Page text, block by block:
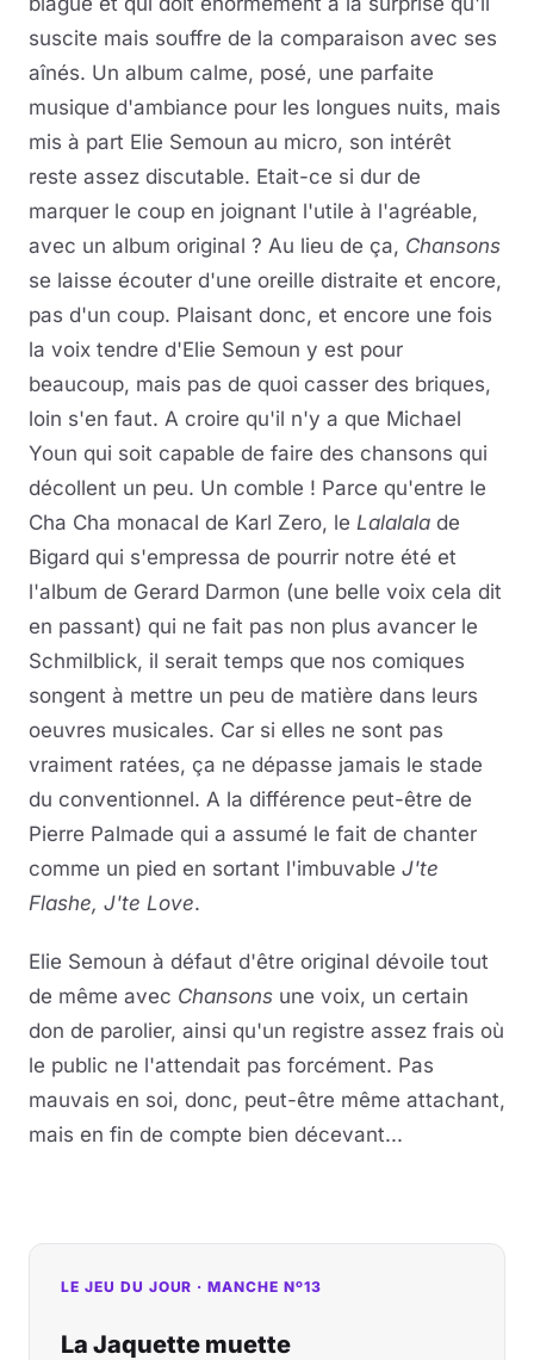
suscite mais souffre de la comparaison avec ses
aînés. Un album calme, posé, une parfaite
musique d'ambiance pour les longues nuits, mais
mis à part Elie Semoun au micro, son intérêt
reste assez discutable. Etait-ce si dur de
marquer le coup en joignant l'utile à l'agréable,
avec un album original ? Au lieu de ça, Chansons
se laisse écouter d'une oreille distraite et encore,
pas d'un coup. Plaisant donc, et encore une fois
la voix tendre d'Elie Semoun y est pour
beaucoup, mais pas de quoi casser des briques,
loin s'en faut. A croire qu'il n'y a que Michael
Youn qui soit capable de faire des chansons qui
décollent un peu. Un comble ! Parce qu'entre le
Cha Cha monacal de Karl Zero, le Lalalala de
Bigard qui s'empressa de pourrir notre été et
l'album de Gerard Darmon (une belle voix cela dit
en passant) qui ne fait pas non plus avancer le
Schmilblick, il serait temps que nos comiques
songent à mettre un peu de matière dans leurs
oeuvres musicales. Car si elles ne sont pas
vraiment ratées, ça ne dépasse jamais le stade
du conventionnel. A la différence peut-être de
Pierre Palmade qui a assumé le fait de chanter
comme un pied en sortant l'imbuvable J'te
Flashe, J'te Love.
Elie Semoun à défaut d'être original dévoile tout
de même avec Chansons une voix, un certain
don de parolier, ainsi qu'un registre assez frais où
le public ne l'attendait pas forcément. Pas
mauvais en soi, donc, peut-être même attachant,
mais en fin de compte bien décevant...
LE JEU DU JOUR · MANCHE Nº13
La Jaquette muette